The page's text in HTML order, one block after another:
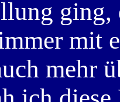
mit
mehr